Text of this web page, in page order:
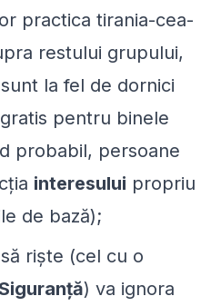
practica tirania-cea-
restului grupului,
la fel de dornici
pentru binele
probabil, persoane
interesului propriu
de bază);
riște (cel cu o
) va ignora